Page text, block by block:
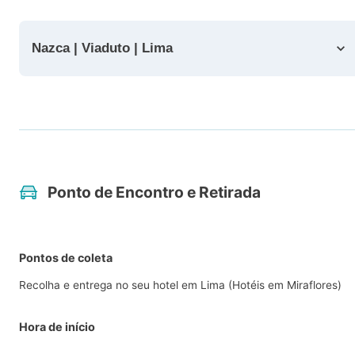
Nazca | Viaduto | Lima
Ponto de Encontro e Retirada
Pontos de coleta
Recolha e entrega no seu hotel em Lima (Hotéis em Miraflores)
Hora de início